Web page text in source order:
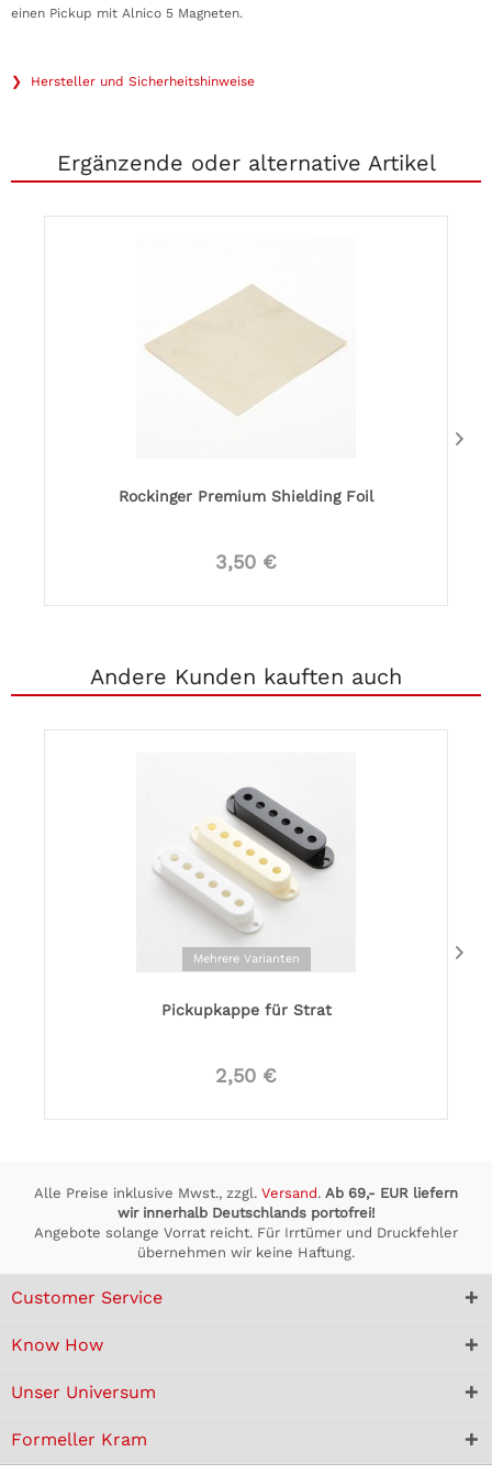
einen Pickup mit Alnico 5 Magneten.
❯ Hersteller und Sicherheitshinweise
Ergänzende oder alternative Artikel
Rockinger Premium Shielding Foil
3,50 €
Andere Kunden kauften auch
Mehrere Varianten
Pickupkappe für Strat
2,50 €
Alle Preise inklusive Mwst., zzgl. Versand. Ab 69,- EUR liefern
wir innerhalb Deutschlands portofrei!
Angebote solange Vorrat reicht. Für Irrtümer und Druckfehler
übernehmen wir keine Haftung.
Customer Service
Know How
Unser Universum
Formeller Kram